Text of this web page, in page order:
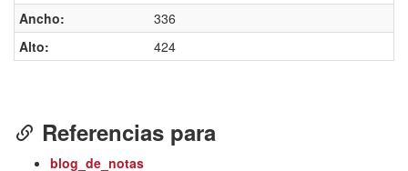
Ancho:
336
Alto:
424
Referencias para
blog_de_notas